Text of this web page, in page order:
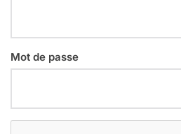
Mot de passe